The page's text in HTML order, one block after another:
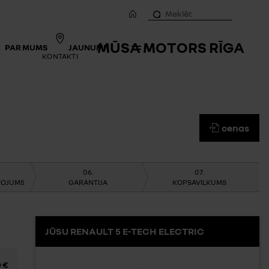
KONTAKTI MŪSA MOTORS RĪGA
PAR MUMS JAUNUMI
cenas
GARANTIJA KOPSAVILKUMS
€
JŪSU RENAULT 5 E-TECH ELECTRIC